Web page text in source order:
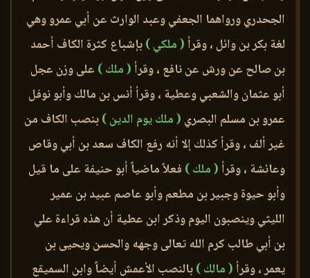
الجحدري ورواهما الجعفي وعبد الوارث عن أبي عمرو وهي
لغة بكر بن وائل ، وقرأ ( ملكي )بإشباع كثرة الكاف أحمد
بن صالح عن ورش عن نافع ، وقرأ ( ملك ) على وزن عجل
أبو عثمان والشعبي وعطية ، وقرأ أنس بن مالك وأبو نوفل
عمرو بن مسلم البصري ( ملك يوم الدين )بنصب الكاف من
غير ألف ، وقرأ كذلك إلا أنه رفع الكاف سعد بن أبي وقاص
وعائشة ، وقرأ ( ملك ) فعلاً ماضياً أبو حنيفة على ما قيل
وأبو حيوة وجبير بن مطعم وأبو عاصم عبيد بن عمير
الليثي وينصبون اليوم وذكر ابن عطية أن هذه قراءة علي
بن أبي طالب كرم الله تعالى وجهه والحسن ويحيى بن
يعمر ، وقرأ ( مالك )بالنصب الأعمش أيضاً وابن السميقع